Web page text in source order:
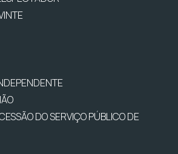
DO SERVIÇO PÚBLICO DE